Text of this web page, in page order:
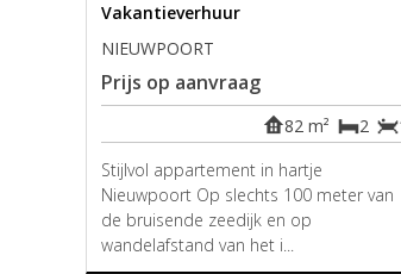
Vakantieverhuur
NIEUWPOORT
Prijs op aanvraag
2
82 m²
Stijlvol appartement in hartje
Nieuwpoort Op slechts 100 meter van
de bruisende zeedijk en op
wandelafstand van het i...